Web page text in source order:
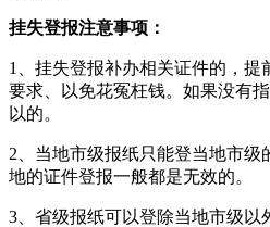
挂失登报注意事项：
1、挂失登报补办相关证件的，
要求、以免花冤枉钱。如果没有
以的。
2、当地市级报纸只能登当地市
地的证件登报一般都是无效的。
3、省级报纸可以登除当地市级以